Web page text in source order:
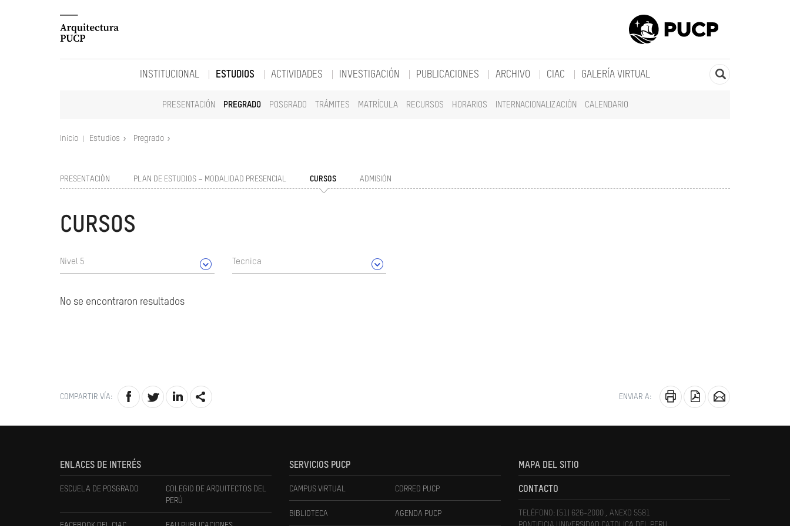
INSTITUCIONAL ESTUDIOS
PRESENTACIÓN PREGRADO POSGRADO TRÁMITES MATRÍCULA RECURSOS HORARIOS INTERNACIONALIZACIÓN CALENDARIO
ACTIVIDADES INVESTIGACIÓN PUBLICACIONES ARCHIVO CIAC GALERÍA VIRTUAL
Inicio Estudios Pregrado
PRESENTACIÓN PLAN DE ESTUDIOS – MODALIDAD PRESENCIAL CURSOS ADMISIÓN
CURSOS
Nivel 5 Tecnica
No se encontraron resultados
COMPARTIR VÍA: ENVIAR A:
ENLACES DE INTERÉS
ESCUELA DE POSGRADO
COLEGIO DE ARQUITECTOS DEL
PERÚ
SERVICIOS PUCP
CAMPUS VIRTUAL CORREO PUCP
BIBLIOTECA AGENDA PUCP
MAPA DEL SITIO
CONTACTO
TELÉFONO: (51) 626-2000 , ANEXO 5581